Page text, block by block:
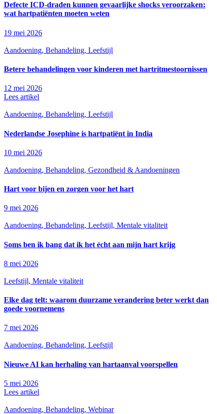
Defecte ICD-draden kunnen gevaarlijke shocks veroorzaken:
wat hartpatiënten moeten weten
19 mei 2026
Aandoening, Behandeling, Leefstijl
Betere behandelingen voor kinderen met hartritmestoornissen
12 mei 2026
Lees artikel
Aandoening, Behandeling, Leefstijl
Nederlandse Josephine is hartpatiënt in India
10 mei 2026
Aandoening, Behandeling, Gezondheid & Aandoeningen
Hart voor bijen en zorgen voor het hart
9 mei 2026
Aandoening, Behandeling, Leefstijl, Mentale vitaliteit
Soms ben ik bang dat ik het écht aan mijn hart krijg
8 mei 2026
Leefstijl, Mentale vitaliteit
Elke dag telt: waarom duurzame verandering beter werkt dan
goede voornemens
7 mei 2026
Aandoening, Behandeling, Leefstijl
Nieuwe AI kan herhaling van hartaanval voorspellen
5 mei 2026
Lees artikel
Aandoening, Behandeling, Webinar